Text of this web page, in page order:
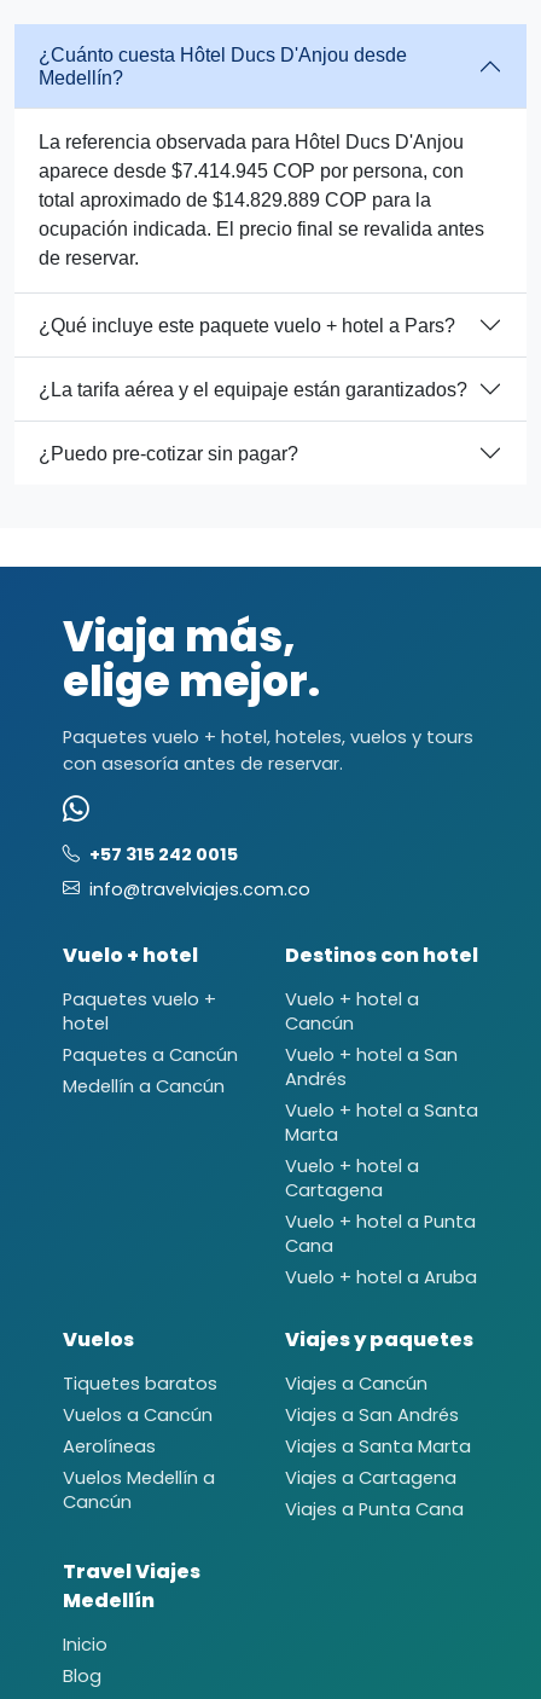
¿Cuánto cuesta Hôtel Ducs D'Anjou desde
Medellín?
La referencia observada para Hôtel Ducs D'Anjou
aparece desde $7.414.945 COP por persona, con
total aproximado de $14.829.889 COP para la
ocupación indicada. El precio final se revalida antes
de reservar.
¿Qué incluye este paquete vuelo + hotel a Pars?
¿La tarifa aérea y el equipaje están garantizados?
¿Puedo pre-cotizar sin pagar?
Viaja más,
elige mejor.
Paquetes vuelo + hotel, hoteles, vuelos y tours
con asesoría antes de reservar.
+57 315 242 0015
info@travelviajes.com.co
Vuelo + hotel
Paquetes vuelo +
hotel
Paquetes a Cancún
Medellín a Cancún
Destinos con hotel
Vuelo + hotel a
Cancún
Vuelo + hotel a San
Andrés
Vuelo + hotel a Santa
Marta
Vuelo + hotel a
Cartagena
Vuelo + hotel a Punta
Cana
Vuelo + hotel a Aruba
Vuelos
Tiquetes baratos
Vuelos a Cancún
Aerolíneas
Vuelos Medellín a
Cancún
Viajes y paquetes
Viajes a Cancún
Viajes a San Andrés
Viajes a Santa Marta
Viajes a Cartagena
Viajes a Punta Cana
Travel Viajes
Medellín
Inicio
Blog